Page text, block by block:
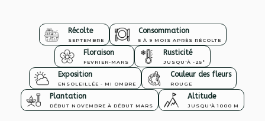
Récolte
SEPTEMBRE
Consommation
5 À 9 MOIS APRÈS RÉCOLTE
Floraison
FEVRIER-MARS
Rusticité
JUSQU'À -25°
Exposition
ENSOLEILLÉE - MI OMBRE
Couleur des fleurs
ROUGE
Plantation
DÉBUT NOVEMBRE À DÉBUT MARS
Altitude
JUSQU'À 1000 M